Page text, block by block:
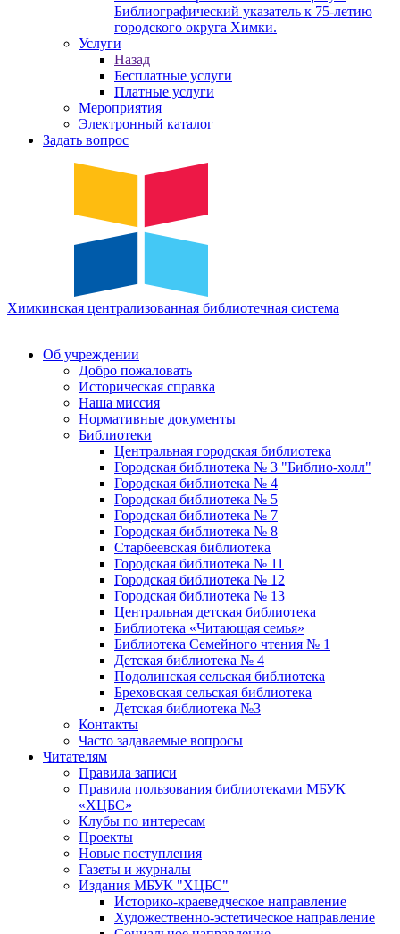
Библиографический указатель к 75-летию
городского округа Химки.
Услуги
Назад
Бесплатные услуги
Платные услуги
Мероприятия
Электронный каталог
Задать вопрос
Химкинская централизованная библиотечная система
Об учреждении
Добро пожаловать
Историческая справка
Наша миссия
Нормативные документы
Библиотеки
Центральная городская библиотека
Городская библиотека № 3 "Библио-холл"
Городская библиотека № 4
Городская библиотека № 5
Городская библиотека № 7
Городская библиотека № 8
Старбеевская библиотека
Городская библиотека № 11
Городская библиотека № 12
Городская библиотека № 13
Центральная детская библиотека
Библиотека «Читающая семья»
Библиотека Семейного чтения № 1
Детская библиотека № 4
Подолинская сельская библиотека
Бреховская сельская библиотека
Детская библиотека №3
Контакты
Часто задаваемые вопросы
Читателям
Правила записи
Правила пользования библиотеками МБУК
«ХЦБС»
Клубы по интересам
Проекты
Новые поступления
Газеты и журналы
Издания МБУК "ХЦБС"
Историко-краеведческое направление
Художественно-эстетическое направление